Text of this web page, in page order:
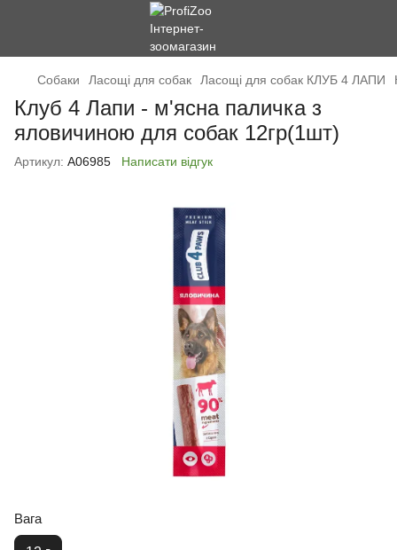
Cобаки Ласощі для собак Ласощі для собак КЛУБ 4 ЛАПИ
Клуб 4 Лапи - м'ясна паличка з
яловичиною для собак 12гр(1шт)
Артикул: А06985 Написати відгук
Вага